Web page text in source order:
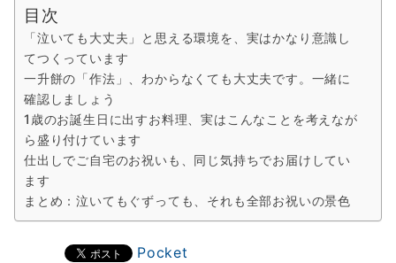
目次
「泣いても大丈夫」と思える環境を、実はかなり意識し
てつくっています
一升餅の「作法」、わからなくても大丈夫です。一緒に
確認しましょう
1歳のお誕生日に出すお料理、実はこんなことを考えなが
ら盛り付けています
仕出しでご自宅のお祝いも、同じ気持ちでお届けしてい
ます
まとめ：泣いてもぐずっても、それも全部お祝いの景色
Pocket